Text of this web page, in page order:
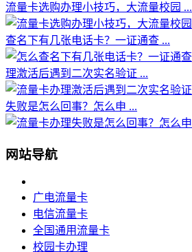
流量卡选购办理小技巧，大流量校园 ...
查名下有几张电话卡？一证通查 ...
理激活后遇到二次实名验证 ...
失败是怎么回事？怎么申 ...
网站导航
广电流量卡
电信流量卡
全国通用流量卡
校园卡办理